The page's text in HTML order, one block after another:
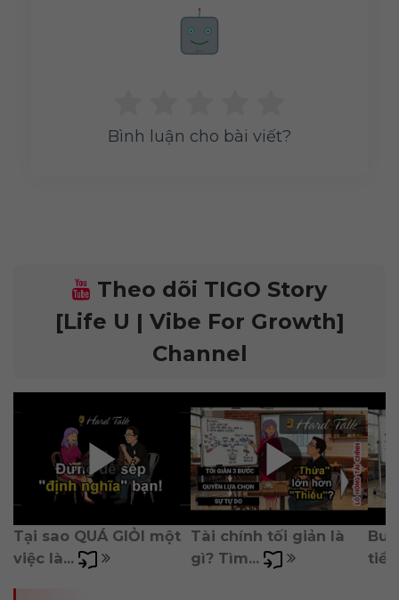
Bình luận cho bài viết?
Theo dõi TIGO Story
[Life U | Vibe For Growth]
Channel
Tại sao QUÁ GIỎI một
việc là...
Tài chính tối giản là
gì? Tìm...